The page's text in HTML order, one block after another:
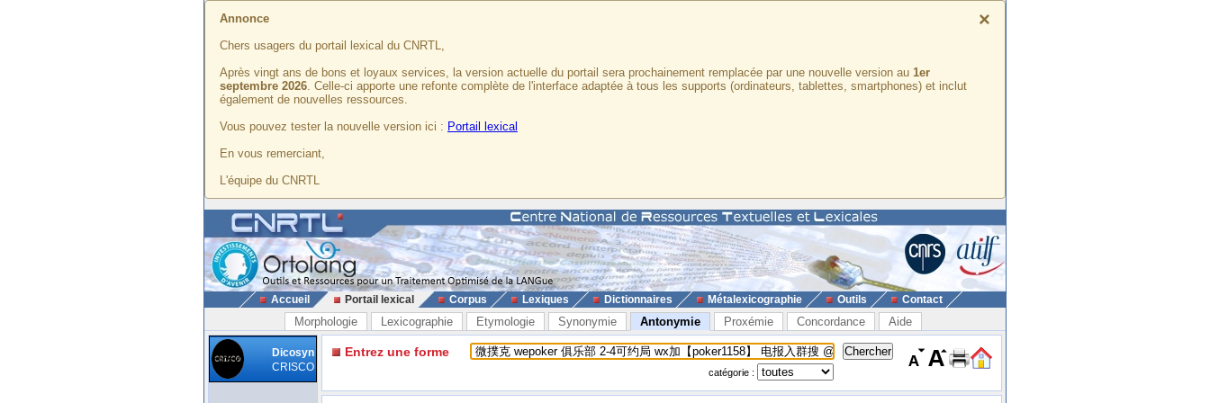
×
Annonce
Chers usagers du portail lexical du CNRTL,
Après vingt ans de bons et loyaux services, la version actuelle du portail sera prochainement remplacée par une nouvelle version au 1er
septembre 2026. Celle-ci apporte une refonte complète de l'interface adaptée à tous les supports (ordinateurs, tablettes, smartphones) et inclut
également de nouvelles ressources.
Vous pouvez tester la nouvelle version ici : Portail lexical
En vous remerciant,
L'équipe du CNRTL
Accueil Portail lexical Corpus Lexiques Dictionnaires Métalexicographie Outils Contact
Morphologie Lexicographie Etymologie Synonymie Antonymie Proxémie Concordance Aide
Dicosyn
CRISCO
Entrez une forme
catégorie :